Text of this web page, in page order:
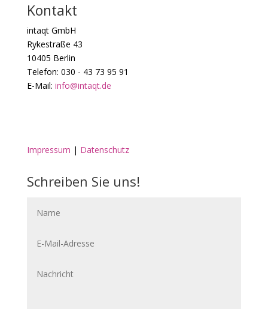
Kontakt
intaqt GmbH
Rykestraße 43
10405 Berlin
Telefon: 030 - 43 73 95 91
E-Mail: info@intaqt.de
Impressum | Datenschutz
Schreiben Sie uns!